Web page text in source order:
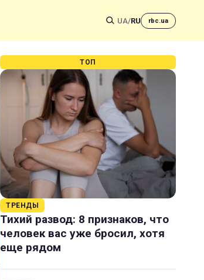
UA/RU rbc.ua
ТОП
ТРЕНДЫ
Тихий развод: 8 признаков, что
человек вас уже бросил, хотя
еще рядом